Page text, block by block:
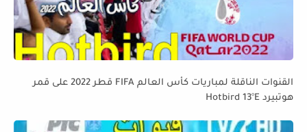
القنوات الناقلة لمباريات كأس العالم FIFA قطر 2022 على قمر
هوتبيرد Hotbird 13°E